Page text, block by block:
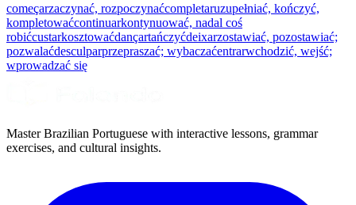
começarzaczynać, rozpoczynaćcompletaruzupełniać, kończyć,
kompletowaćcontinuarkontynuować, nadal coś
robićcustarkosztowaćdançartańczyćdeixarzostawiać, pozostawiać;
pozwalaćdesculparprzepraszać; wybaczaćentrarwchodzić, wejść;
wprowadzać się
Master Brazilian Portuguese with interactive lessons, grammar
exercises, and cultural insights.